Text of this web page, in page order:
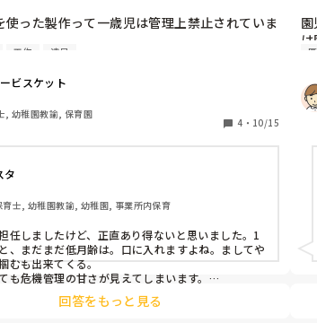
使った製作って一歳児は管理上禁止されていま
以下・長さ5.7cm以下のものは乳幼児が誤って
がある
労省や安全協会の安全基準（誤飲チェッカー基
す。
園内に置くおもちゃ・工作素材などは、
が多いと思います。
事で、明日紙を箱に入れて、その上で絵の具を
玉またはどんぐりを転がして、転がしアートを
歳児の担任が言っていました。
がるスピードも速いし、製作の道具として使う
よね。と話したら
ぐりでやった、ビー玉もどんぐりも一緒のよう
思っている、子どもの人数は二人ずつやろうと
工作 遠足
ビスケット
, 幼稚園教諭, 保育園
4 ・ 10/15
タ
育士, 幼稚園教諭, 幼稚園, 事業所内保育
任しましたけど、正直あり得ないと思いました。1
、まだまだ低月齢は。口に入れますよね。ましてや
むも出来てくる。
も危機管理の甘さが見えてしまいます。
てもやりたいなら、一対一を徹底。数の確認の徹底で
か？どちらにしても誤飲する年齢には秋の素材は難し
回答をもっと見る
き